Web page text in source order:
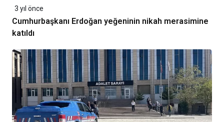
3 yıl önce
Cumhurbaşkanı Erdoğan yeğeninin nikah merasimine
katıldı